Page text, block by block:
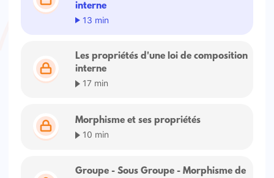
interne
13 min
Les propriétés d'une loi de composition
interne
17 min
Morphisme et ses propriétés
10 min
Groupe - Sous Groupe - Morphisme de